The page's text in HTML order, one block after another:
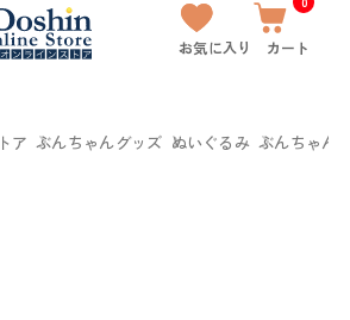
お気に入り カート
ア ぶんちゃんグッズ ぬいぐるみ ぶんちゃん